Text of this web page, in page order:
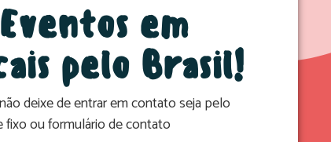
em
pelo Brasil!
deixe de entrar em contato seja pelo
ou formulário de contato